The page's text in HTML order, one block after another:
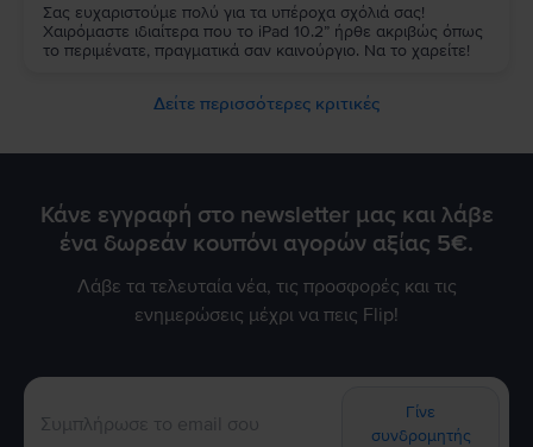
Σας ευχαριστούμε πολύ για τα υπέροχα σχόλιά σας!
Χαιρόμαστε ιδιαίτερα που το iPad 10.2” ήρθε ακριβώς όπως
το περιμένατε, πραγματικά σαν καινούργιο. Να το χαρείτε!
Δείτε περισσότερες κριτικές
Κάνε εγγραφή στο newsletter μας και λάβε
ένα δωρεάν κουπόνι αγορών αξίας 5€.
Λάβε τα τελευταία νέα, τις προσφορές και τις
ενημερώσεις μέχρι να πεις Flip!
Γίνε
συνδρομητής